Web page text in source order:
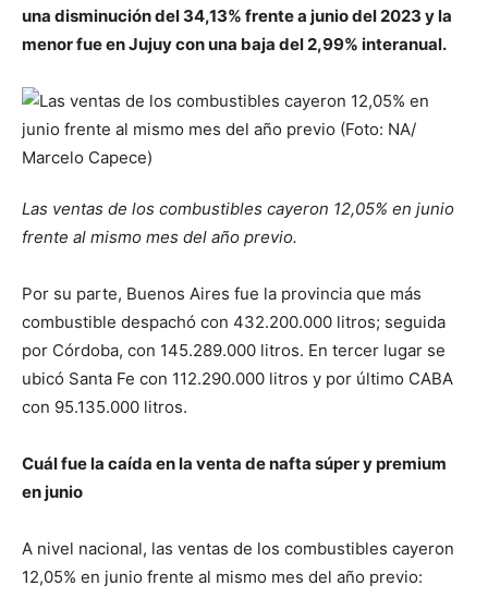
una disminución del 34,13% frente a junio del 2023 y la
menor fue en Jujuy con una baja del 2,99% interanual.
Las ventas de los combustibles cayeron 12,05% en junio
frente al mismo mes del año previo.
Por su parte, Buenos Aires fue la provincia que más
combustible despachó con 432.200.000 litros; seguida
por Córdoba, con 145.289.000 litros. En tercer lugar se
ubicó Santa Fe con 112.290.000 litros y por último CABA
con 95.135.000 litros.
Cuál fue la caída en la venta de nafta súper y premium
en junio
A nivel nacional, las ventas de los combustibles cayeron
12,05% en junio frente al mismo mes del año previo: